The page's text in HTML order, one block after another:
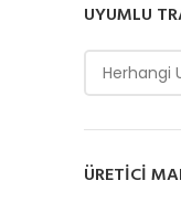
UYUMLU
Herhangi
ÜRETICI